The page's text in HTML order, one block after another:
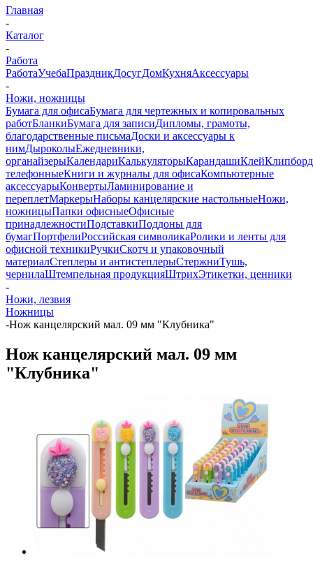
Главная
-
Каталог
-
Работа
РаботаУчебаПраздникДосугДомКухняАксессуары
-
Ножи, ножницы
Бумага для офисаБумага для чертежных и копировальных
работБланкиБумага для записиДипломы, грамоты,
благодарственные письмаДоски и аксессуары к
нимДыроколыЕжедневники,
органайзерыКалендариКалькуляторыКарандашиКлей
телефонныеКниги и журналы для офисаКомпьютерные
аксессуарыКонвертыЛаминирование и
переплетМаркерыНаборы канцелярские настольныеНожи,
ножницыПапки офисныеОфисные
принадлежностиПодставкиПоддоны для
бумагПортфелиРоссийская символикаРолики и ленты для
офисной техникиРучкиСкотч и упаковочный
материалСтеплеры и антистеплерыСтержниТушь,
чернилаШтемпельная продукцияШтрихЭтикетки, ценники
-
Ножи, лезвия
Ножницы
-Нож канцелярский мал. 09 мм "Клубника"
Нож канцелярский мал. 09 мм
"Клубника"